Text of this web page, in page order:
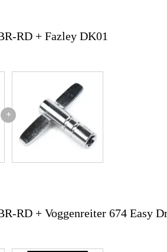
RD + Fazley DK01
+
RD + Voggenreiter 674 Easy